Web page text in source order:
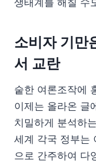
소비자 기만
서 교란
숱한 여론조작에
이제는 올라온 글
치밀하게 분석하
세계 각국 정부는
으로 간주하여 다